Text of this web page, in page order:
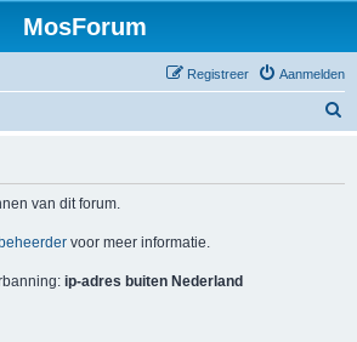
MosForum
Aanmelden
Registreer
van dit forum.
beheerder voor meer informatie.
ip-adres buiten Nederland